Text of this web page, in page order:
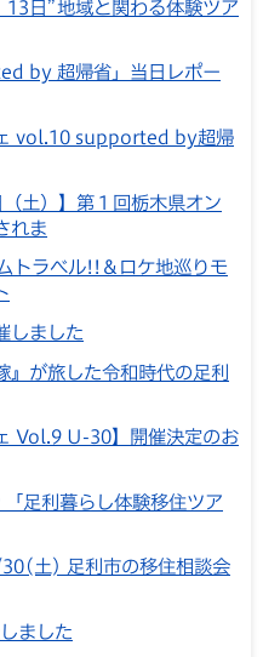
日”地域と関わる体験ツア
by 超帰省」当日レポー
vol.10 supported by超帰
土）】第１回栃木県オン
れま
トラベル!!＆ロケ地巡りモ
しました
』が旅した令和時代の足利
Vol.9 U-30】開催決定のお
足利暮らし体験移住ツア
土) 足利市の移住相談会
ました